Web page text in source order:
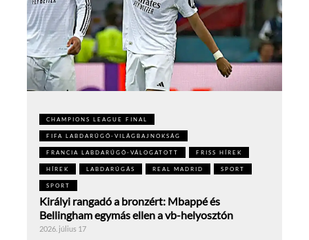
CHAMPIONS LEAGUE FINAL
FIFA LABDARÚGÓ-VILÁGBAJNOKSÁG
FRANCIA LABDARÚGÓ-VÁLOGATOTT FRISS HÍREK
HÍREK LABDARÚGÁS REAL MADRID SPORT
SPORT
Királyi rangadó a bronzért: Mbappé és
Bellingham egymás ellen a vb-helyosztón
2026. július 17